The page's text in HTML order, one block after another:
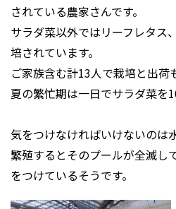
されている農家さんです。
サラダ菜以外ではリーフレタス
培されています。
ご家族含む計13人で栽培と出荷
夏の繁忙期は一日でサラダ菜を
気をつけなければいけないのは
繁殖するとそのプールが全滅し
をつけているそうです。